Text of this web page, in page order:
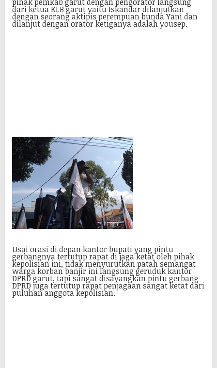
dari ketua KLB garut yaitu Iskandar dilanjutkan
dengan seorang aktipis perempuan bunda Yani dan
dilanjut dengan orator ketiganya adalah yousep.
Usai orasi di depan kantor bupati yang pintu
gerbangnya tertutup rapat di jaga ketat oleh pihak
kepolisian ini, tidak menyurutkan patah semangat
warga korban banjir ini langsung geruduk kantor
DPRD garut, tapi sangat disayangkan pintu gerbang
DPRD juga tertutup rapat penjagaan sangat ketat dari
puluhan anggota kepolisian.